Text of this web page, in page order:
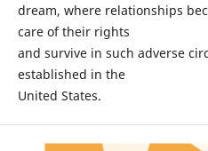
dream, where relationships
care of their rights
and survive in such adverse
established in the
United States.